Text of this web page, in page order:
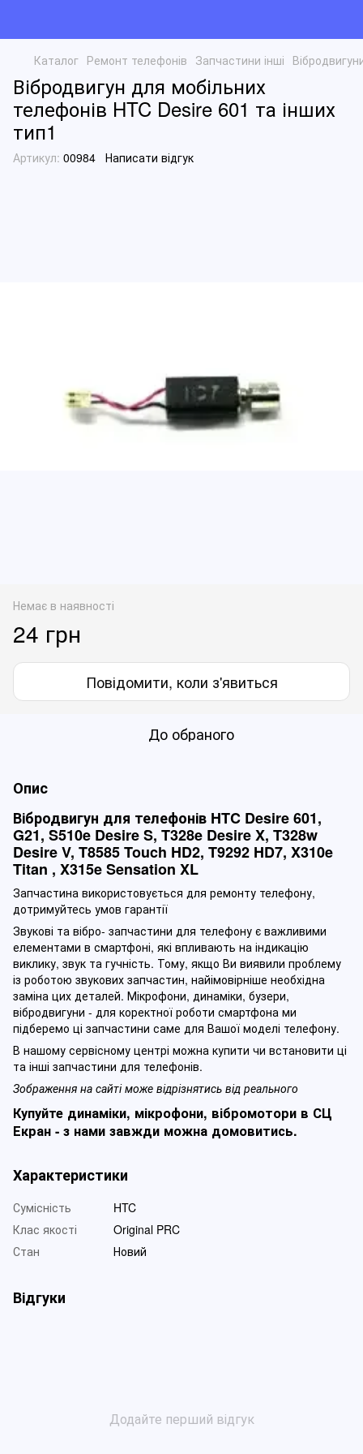
Каталог Ремонт телефонів Запчастини інші
Вібродвигун для мобільних
телефонів HTC Desire 601 та інших
тип1
Артикул: 00984 Написати відгук
Немає в наявності
24 грн
Повідомити, коли з'явиться
До обраного
Опис
Вібродвигун для телефонів HTC Desire 601,
G21, S510e Desire S, T328e Desire X, T328w
Desire V, T8585 Touch HD2, T9292 HD7, X310e
Titan , X315e Sensation XL
Запчастина використовується для ремонту телефону,
дотримуйтесь умов гарантії
Звукові та вібро- запчастини для телефону є важливими
елементами в смартфоні, які впливають на індикацію
виклику, звук та гучність. Тому, якщо Ви виявили проблему
із роботою звукових запчастин, найімовірніше необхідна
заміна цих деталей. Мікрофони, динаміки, бузери,
вібродвигуни - для коректної роботи смартфона ми
підберемо ці запчастини саме для Вашої моделі телефону.
В нашому сервісному центрі можна купити чи встановити ці
та інші запчастини для телефонів.
Зображення на сайті може відрізнятись від реального
Купуйте динаміки, мікрофони, вібромотори в СЦ
Екран - з нами завжди можна домовитись.
Характеристики
Сумісність
HTC
Клас якості
Original PRC
Стан
Новий
Відгуки
Додайте перший відгук